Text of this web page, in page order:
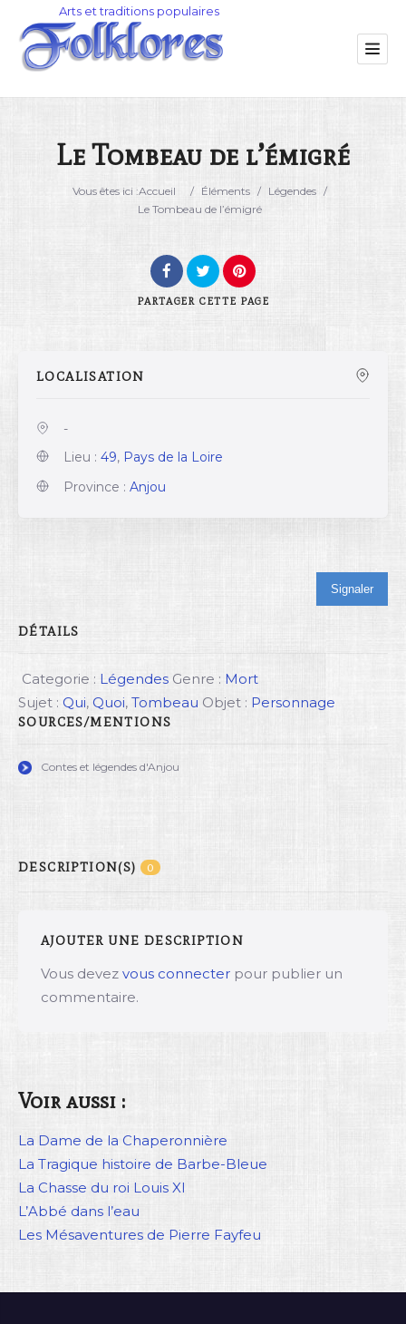
Catégorie
Le Tombeau de l’émigré
Vous êtes ici :Accueil / Éléments / Légendes /
Le Tombeau de l’émigré
PARTAGER CETTE PAGE
LOCALISATION
-
Lieu : 49, Pays de la Loire
Province : Anjou
Signaler
DÉTAILS
Categorie : Légendes Genre : Mort
Sujet : Qui, Quoi, Tombeau Objet : Personnage
SOURCES/MENTIONS
Contes et légendes d'Anjou
DESCRIPTION(S) 0
AJOUTER UNE DESCRIPTION
Vous devez vous connecter pour publier un
commentaire.
Voir aussi :
La Dame de la Chaperonnière
La Tragique histoire de Barbe-Bleue
La Chasse du roi Louis XI
L’Abbé dans l’eau
Les Mésaventures de Pierre Fayfeu